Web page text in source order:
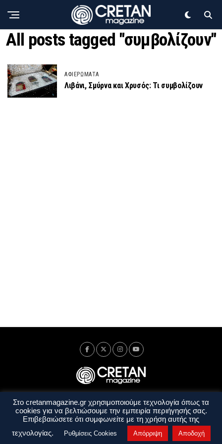
All posts tagged "συμβολίζουν"
ΑΦΙΕΡΩΜΑΤΑ
Λιβάνι, Σμύρνα και Χρυσός: Τι συμβολίζουν
Ταυτότητα Πολιτική Απορρήτου
Όροι Χρήσης
Όροι και Προϋποθέσεις
Στο cretanmagazine.gr χρησιμοποιούμε τεχνολογία όπως τα
cookies για να βελτιώσουμε την εμπειρία περιήγησής σας.
Επιβεβαιώσετε ότι συμφωνείτε με τη χρήση αυτής της
τεχνολογίας.
Ρυθμίσεις Cookies Απόρριψη Αποδοχή